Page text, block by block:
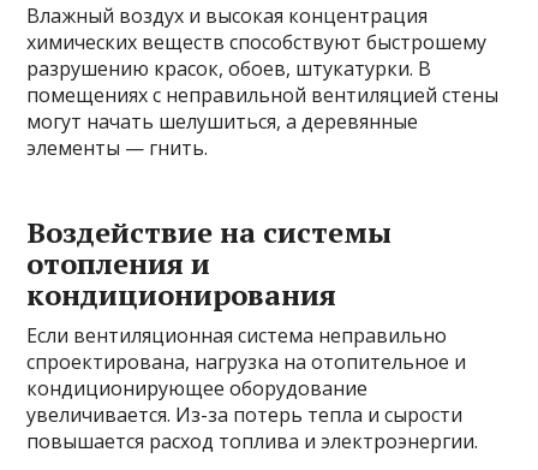
Влажный воздух и высокая концентрация
химических веществ способствуют быстрошему
разрушению красок, обоев, штукатурки. В
помещениях с неправильной вентиляцией стены
могут начать шелушиться, а деревянные
элементы — гнить.
Воздействие на системы
отопления и
кондиционирования
Если вентиляционная система неправильно
спроектирована, нагрузка на отопительное и
кондиционирующее оборудование
увеличивается. Из-за потерь тепла и сырости
повышается расход топлива и электроэнергии.